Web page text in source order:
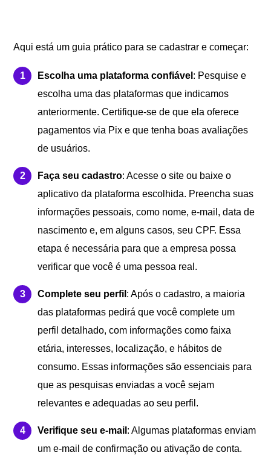
Aqui está um guia prático para se cadastrar e começar:
Escolha uma plataforma confiável : Pesquise e
escolha uma das plataformas que indicamos
anteriormente. Certifique-se de que ela oferece
pagamentos via Pix e que tenha boas avaliações
de usuários.
Faça seu cadastro: Acesse o site ou baixe o
aplicativo da plataforma escolhida. Preencha suas
informações pessoais, como nome, e-mail, data de
nascimento e, em alguns casos, seu CPF. Essa
etapa é necessária para que a empresa possa
verificar que você é uma pessoa real.
Complete seu perfil : Após o cadastro, a maioria
das plataformas pedirá que você complete um
perfil detalhado, com informações como faixa
etária, interesses, localização, e hábitos de
consumo. Essas informações são essenciais para
que as pesquisas enviadas a você sejam
relevantes e adequadas ao seu perfil.
Verifique seu e-mail : Algumas plataformas enviam
um e-mail de confirmação ou ativação de conta.